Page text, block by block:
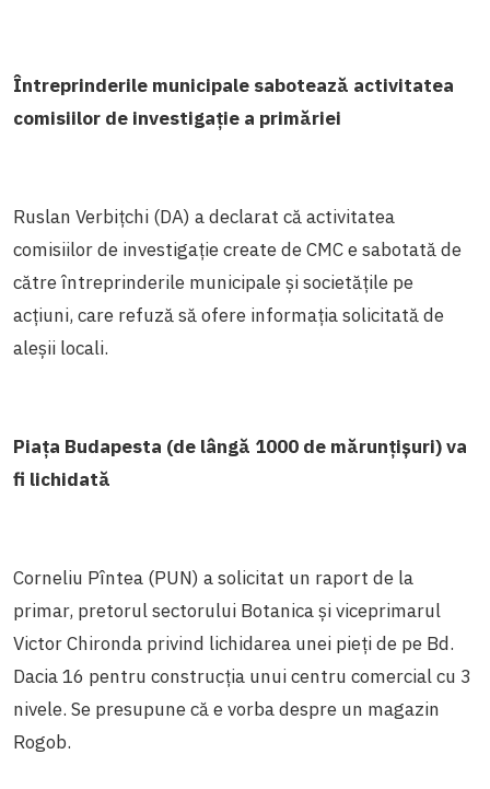
Întreprinderile municipale sabotează activitatea
comisiilor de investigație a primăriei
Ruslan Verbițchi (DA) a declarat că activitatea
comisiilor de investigație create de CMC e sabotată de
către întreprinderile municipale și societățile pe
acțiuni, care refuză să ofere informația solicitată de
aleșii locali.
Piața Budapesta (de lângă 1000 de mărunțișuri) va
fi lichidată
Corneliu Pîntea (PUN) a solicitat un raport de la
primar, pretorul sectorului Botanica și viceprimarul
Victor Chironda privind lichidarea unei pieți de pe Bd.
Dacia 16 pentru construcția unui centru comercial cu 3
nivele. Se presupune că e vorba despre un magazin
Rogob.